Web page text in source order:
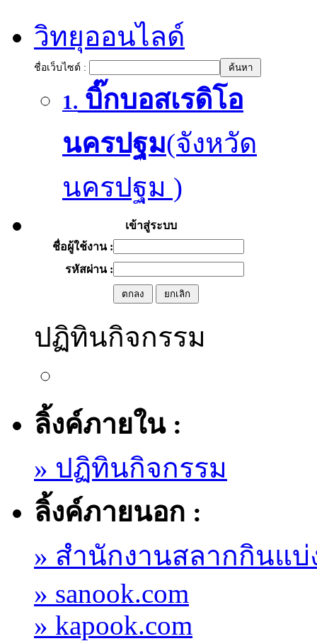
วิทยุออนไลด์
ชื่อเว็บไซต์ :
1. บิ๊กบอสเรดิโอ
นครปฐม(จังหวัด
นครปฐม )
เข้าสู่ระบบ
ชื่อผู้ใช้งาน :
รหัสผ่าน :
ปฏิทินกิจกรรม
ลิ้งค์ภายใน :
» ปฏิทินกิจกรรม
ลิ้งค์ภายนอก :
» สำนักงานสลากกินแบ่
» sanook.com
» kapook.com